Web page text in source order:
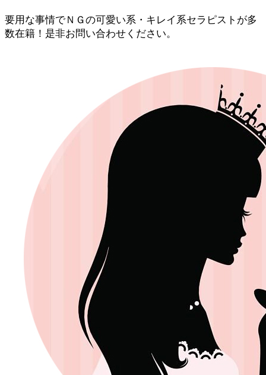
要用な事情でＮＧの可愛い系・キレイ系セラピストが多
数在籍！是非お問い合わせください。